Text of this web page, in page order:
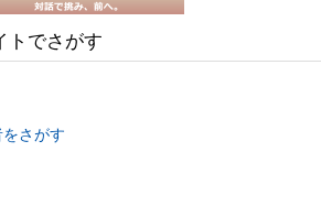
トでさがす
さがす